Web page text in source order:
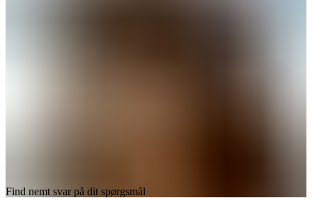
Find nemt svar på dit spørgsmål